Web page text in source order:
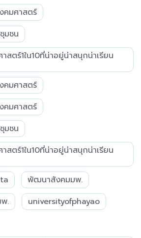
คมศาสตร์
มชน
สตร์1ใน10ที่น่าอยู่น่าสนุกน่าเรียน
คมศาสตร์
คมศาสตร์
มชน
สตร์1ใน10ที่น่าอยู่น่าสนุกน่าเรียน
พัฒนาสังคมมพ.
พ.
universityofphayao